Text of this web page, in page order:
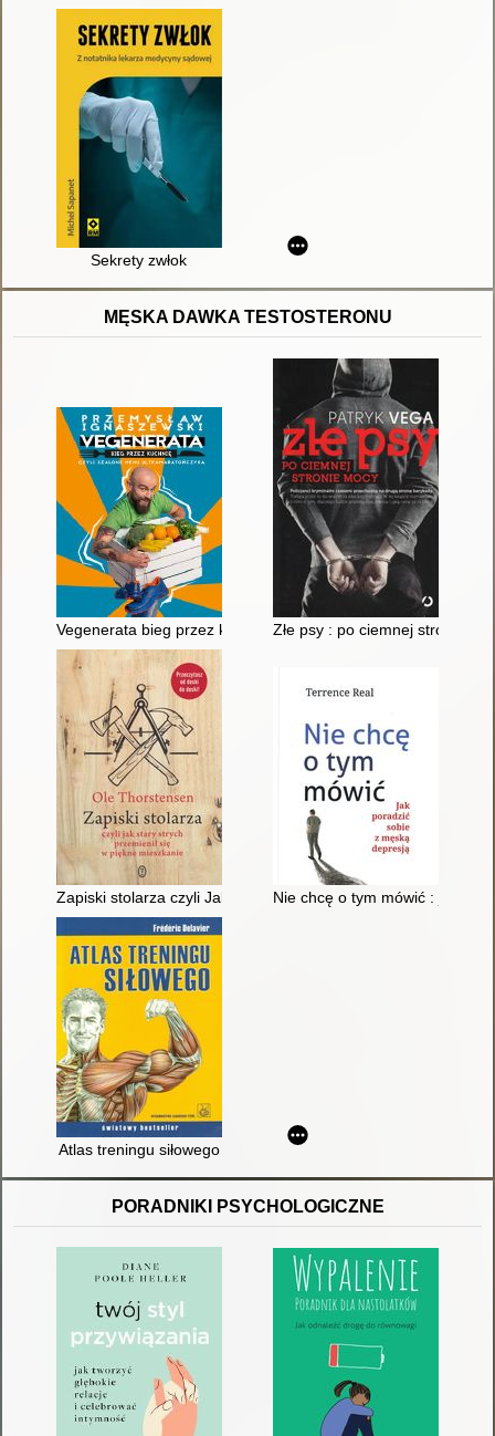
Sekrety zwłok
MĘSKA DAWKA TESTOSTERONU
Vegenerata bieg przez kuchnię czyli Szalone menu
Złe psy : po ciemnej stronie
Zapiski stolarza czyli Jak stary strych przemienił się w piękne
Nie chcę o tym mówić : jak
Atlas treningu siłowego
PORADNIKI PSYCHOLOGICZNE